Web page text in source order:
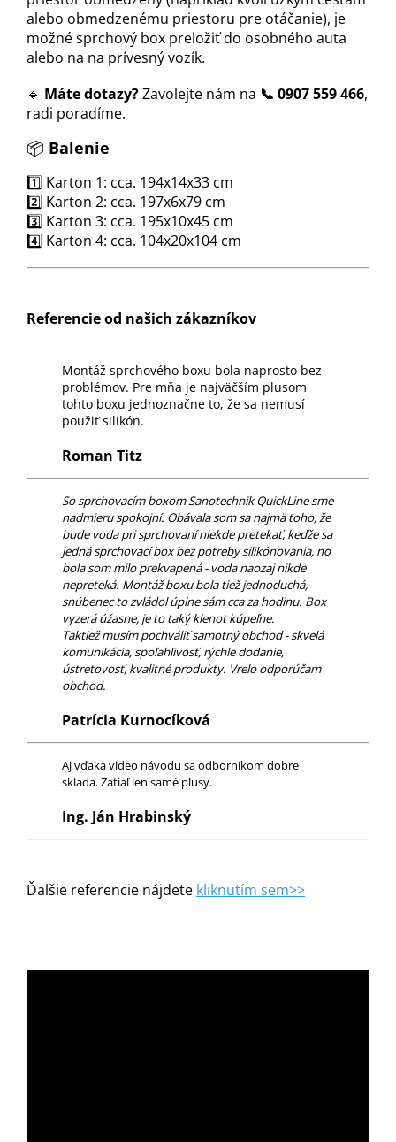
alebo obmedzenému priestoru pre otáčanie), je
možné sprchový box preložiť do osobného auta
alebo na na prívesný vozík.
🔹 Máte dotazy?Zavolejte nám na 📞 0907 559 466,
radi poradíme.
📦 Balenie
1️⃣ Karton 1: cca. 194x14x33 cm
2️⃣ Karton 2: cca. 197x6x79 cm
3️⃣ Karton 3: cca. 195x10x45 cm
4️⃣ Karton 4: cca. 104x20x104 cm
Referencie od našich zákazníkov
Montáž sprchového boxu bola naprosto bez
problémov. Pre mňa je najväčším plusom
tohto boxu jednoznačne to, že sa nemusí
použiť silikón.
Roman Titz
So sprchovacím boxom Sanotechnik QuickLine sme
nadmieru spokojní. Obávala som sa najmä toho, že
bude voda pri sprchovaní niekde pretekať, keďže sa
jedná sprchovací box bez potreby silikónovania, no
bola som milo prekvapená - voda naozaj nikde
nepreteká. Montáž boxu bola tiež jednoduchá,
snúbenec to zvládol úplne sám cca za hodinu. Box
vyzerá úžasne, je to taký klenot kúpeľne.
Taktiež musím pochváliť samotný obchod - skvelá
komunikácia, spoľahlivosť, rýchle dodanie,
ústretovosť, kvalitné produkty. Vrelo odporúčam
obchod.
Patrícia Kurnocíková
Aj vďaka video návodu sa odborníkom dobre
sklada. Zatiaľ len samé plusy.
Ing. Ján Hrabinský
Ďalšie referencie nájdete kliknutím sem>>